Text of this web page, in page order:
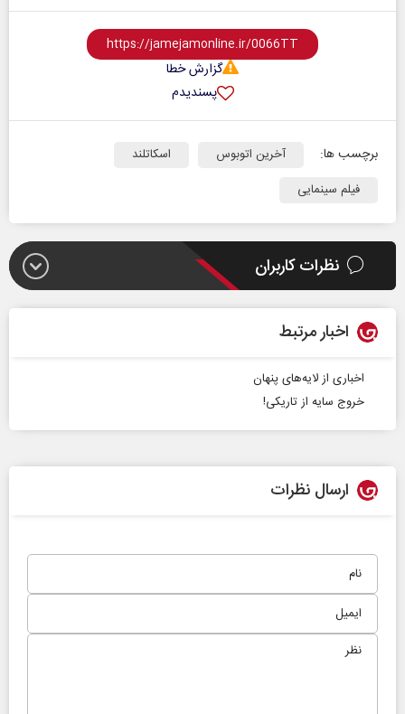
گزارش خطا
پسندیدم
برچسب ها: آخرین اتوبوس
اسکاتلند
فیلم سینمایی
نظرات کاربران
اخبار مرتبط
اخباری از لایه‌های پنهان
خروج سایه از تاریکی!
ارسال نظرات